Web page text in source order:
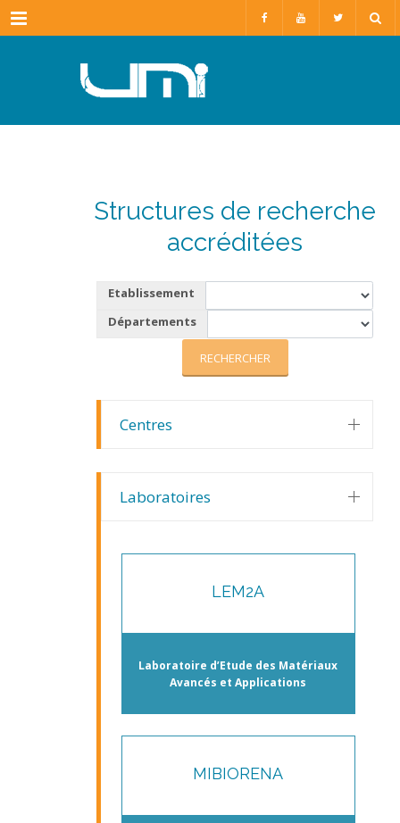
Menu
Structures de recherche
accréditées
Etablissement
Départements
Centres
Laboratoires
LEM2A
Laboratoire d’Etude des Matériaux
Avancés et Applications
MIBIORENA